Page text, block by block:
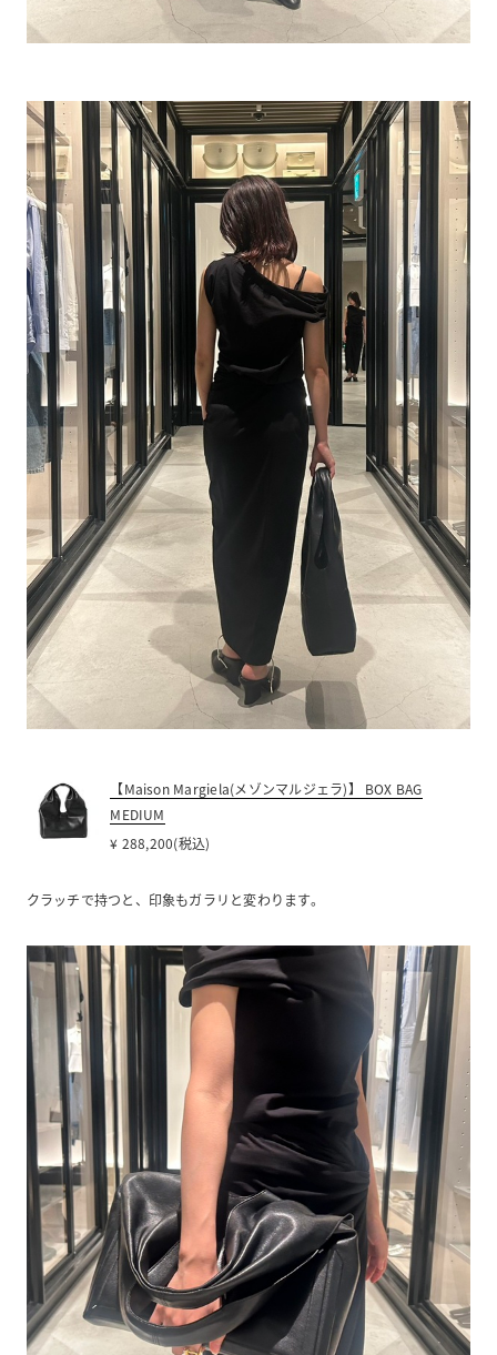
【Maison Margiela(メゾンマルジェラ)】 BOX BAG
MEDIUM
¥ 288,200(税込)
クラッチで持つと、印象もガラリと変わります。